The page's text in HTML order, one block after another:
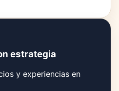
estrategia
y experiencias en